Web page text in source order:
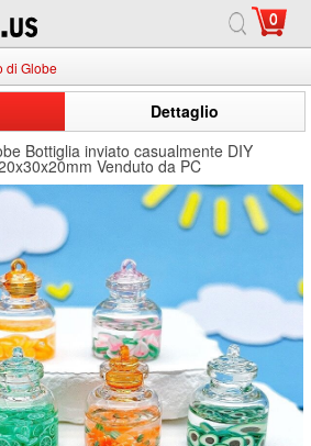
0
di Globe
Dettaglio
Bottiglia inviato casualmente DIY
Venduto da PC
32